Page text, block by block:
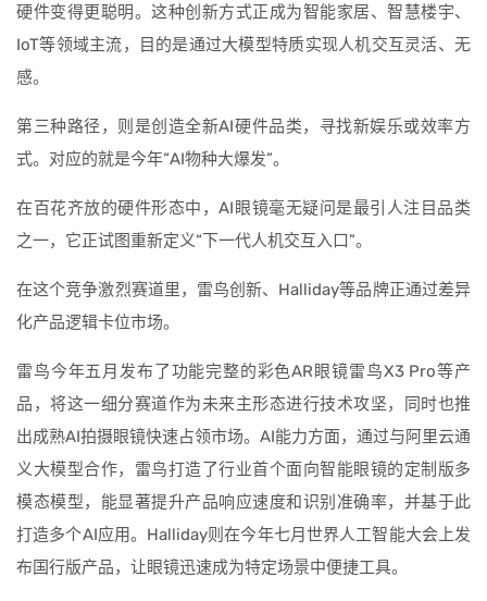
硬件变得更聪明。这种创新方式正成为智能家居、智慧楼宇、
IoT等领域主流，目的是通过大模型特质实现人机交互灵活、无
感。
第三种路径，则是创造全新AI硬件品类，寻找新娱乐或效率方
式。对应的就是今年“AI物种大爆发”。
在百花齐放的硬件形态中，AI眼镜毫无疑问是最引人注目品类
之一，它正试图重新定义“下一代人机交互入口”。
在这个竞争激烈赛道里，雷鸟创新、Halliday等品牌正通过差异
化产品逻辑卡位市场。
雷鸟今年五月发布了功能完整的彩色AR眼镜雷鸟X3 Pro等产
品，将这一细分赛道作为未来主形态进行技术攻坚，同时也推
出成熟AI拍摄眼镜快速占领市场。AI能力方面，通过与阿里云通
义大模型合作，雷鸟打造了行业首个面向智能眼镜的定制版多
模态模型，能显著提升产品响应速度和识别准确率，并基于此
打造多个AI应用。Halliday则在今年七月世界人工智能大会上发
布国行版产品，让眼镜迅速成为特定场景中便捷工具。